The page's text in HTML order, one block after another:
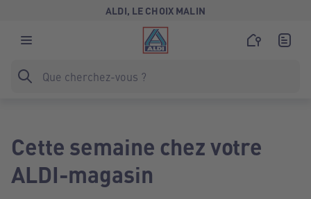
ALDI, LE CHOIX MALIN
Cette semaine chez votre
ALDI-magasin